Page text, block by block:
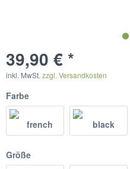
39,90 € *
inkl. MwSt. zzgl. Versandkosten
Farbe
Größe